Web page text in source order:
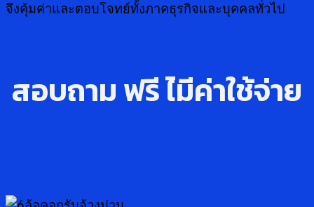
จึงคุ้มค่าและตอบโจทย์ทั้งภาคธุรกิจและบุคคลทั่วไป
สอบถาม ฟรี ไ่มีค่าใช้จ่าย